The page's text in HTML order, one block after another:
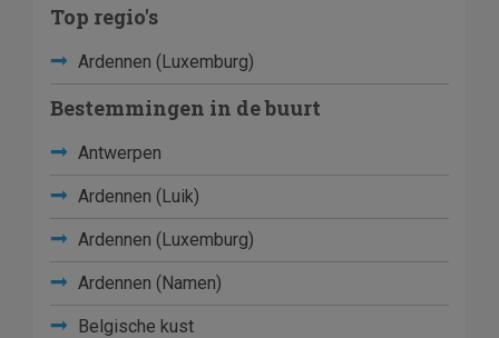
Top regio's
Ardennen (Luxemburg)
Bestemmingen in de buurt
Antwerpen
Ardennen (Luik)
Ardennen (Luxemburg)
Ardennen (Namen)
Belgische kust